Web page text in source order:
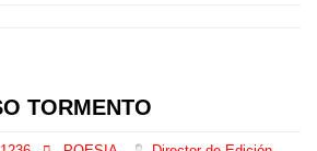
TORMENTO